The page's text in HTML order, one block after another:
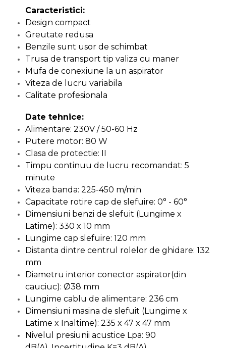
Dinamometric
Carucior Scule
Echipamente de Siguranta
Auto
Stetoscop Auto
Tester Compresie Auto
Truse reparatii anvelope
Schimbare Lichid Frana
Elastice
esapament
Scule de Mana
Surubelnite
Scule Tamplarie
Gaurit si Slefuit
Truse Scule
Baroase
Set Biti
Adaptoare Pentru Biti
Caracteristici:
Design compact
Greutate redusa
Benzile sunt usor de schimbat
Trusa de transport tip valiza cu maner
Mufa de conexiune la un aspirator
Viteza de lucru variabila
Calitate profesionala
Date tehnice:
Alimentare: 230V / 50-60 Hz
Putere motor: 80 W
Clasa de protectie: II
Timpu continuu de lucru recomandat: 5
minute
Viteza banda: 225-450 m/min
Capacitate rotire cap de slefuire: 0° - 60°
Dimensiuni benzi de slefuit (Lungime x
Latime): 330 x 10 mm
Lungime cap slefuire: 120 mm
Distanta dintre centrul rolelor de ghidare: 132
mm
Diametru interior conector aspirator(din
cauciuc): Ø38 mm
Lungime cablu de alimentare: 236 cm
Dimensiuni masina de slefuit (Lungime x
Latime x Inaltime): 235 x 47 x 47 mm
Nivelul presiunii acustice Lpa: 90